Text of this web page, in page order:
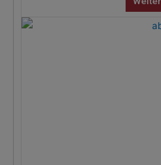
0
von